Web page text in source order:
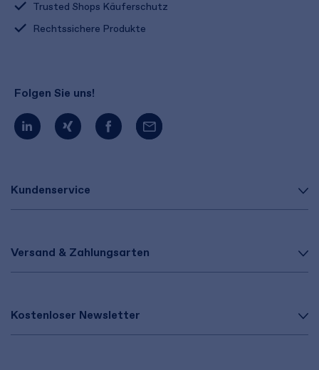
Kundenservice
Versand & Zahlungsarten
Kostenloser Newsletter
Trusted Shops Käuferschutz
Rechtssichere Produkte
Folgen Sie uns!